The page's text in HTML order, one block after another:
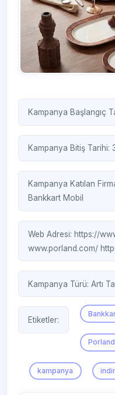
Kampanya Başlangıç
Kampanya Bitiş Tarihi:
Kampanya Katılan
Bankkart Mobil
Web Adresi:https://
www.porland.com/
Kampanya Türü:Artı
Etiketler:
kampanya